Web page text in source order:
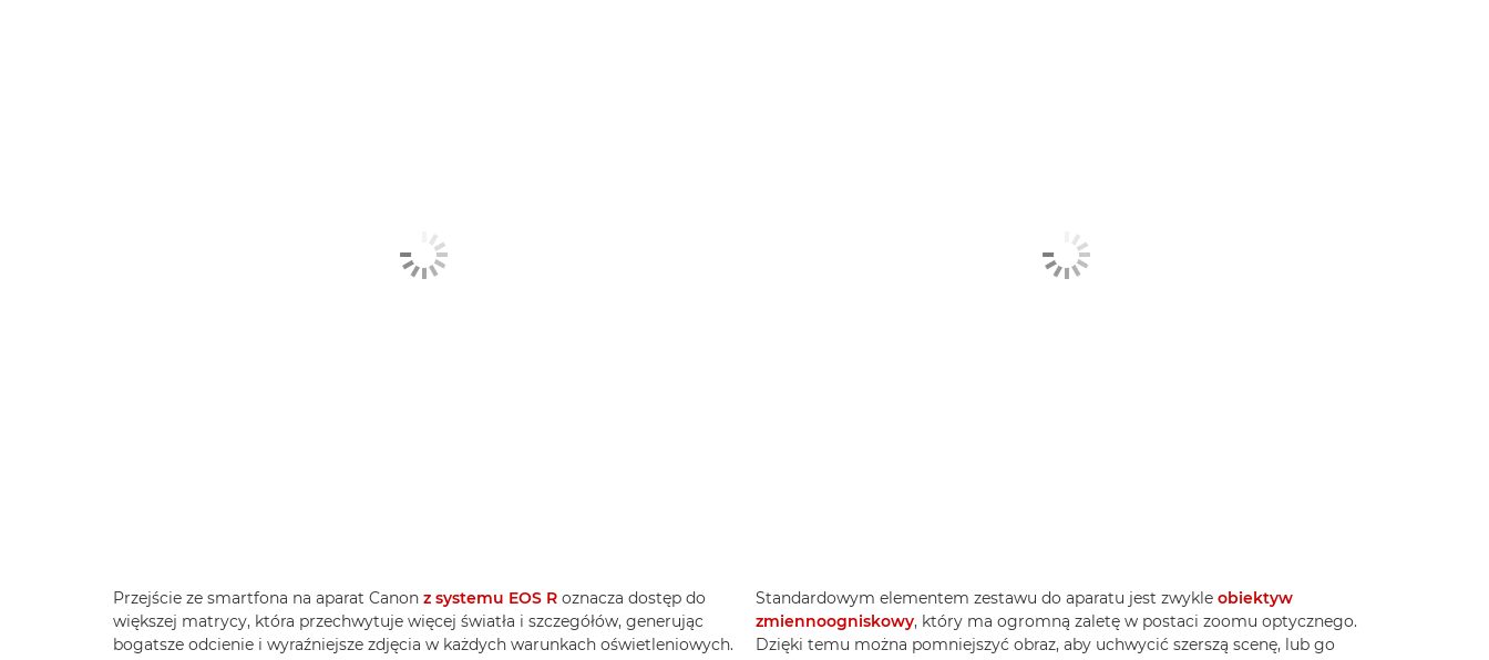
Przejście ze smartfona na aparat Canon z systemu EOS R oznacza dostęp do
większej matrycy, która przechwytuje więcej światła i szczegółów, generując
bogatsze odcienie i wyraźniejsze zdjęcia w każdych warunkach oświetleniowych.
Standardowym elementem zestawu do aparatu jest zwykle obiektyw
zmiennoogniskowy, który ma ogromną zaletę w postaci zoomu optycznego.
Dzięki temu można pomniejszyć obraz, aby uchwycić szerszą scenę, lub go